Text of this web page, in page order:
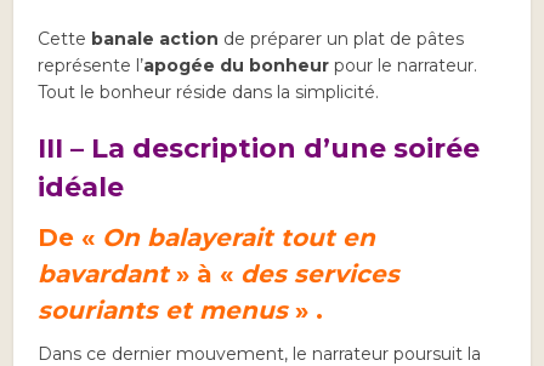
Cette banale action de préparer un plat de pâtes
représente l’apogée du bonheur pour le narrateur.
Tout le bonheur réside dans la simplicité.
III – La description d’une soirée
idéale
De « On balayerait tout en
bavardant» à « des services
souriants et menus» .
Dans ce dernier mouvement, le narrateur poursuit la